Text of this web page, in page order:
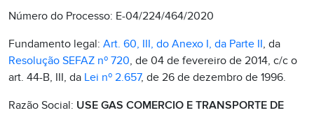
Número do Processo: E-04/224/464/2020
Fundamento legal: Art. 60, III, do Anexo I, da Parte II, da
Resolução SEFAZ nº 720, de 04 de fevereiro de 2014, c/c o
art. 44-B, III, da Lei nº 2.657, de 26 de dezembro de 1996.
Razão Social: USE GAS COMERCIO E TRANSPORTE DE